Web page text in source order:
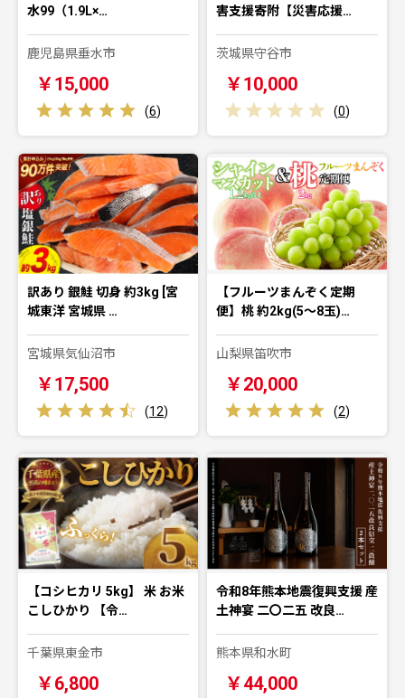
水99（1.9L×…
鹿児島県垂水市
￥15,000
(6)
害支援寄附【災害応援…
茨城県守谷市
￥10,000
(0)
訳あり 銀鮭 切身 約3kg [宮
城東洋 宮城県 …
宮城県気仙沼市
￥17,500
(12)
【フルーツまんぞく定期
便】桃 約2kg(5～8玉)…
山梨県笛吹市
￥20,000
(2)
【コシヒカリ 5kg】 米 お米
こしひかり 【令…
千葉県東金市
￥6,800
令和8年熊本地震復興支援 産
土神宴 二〇二五 改良…
熊本県和水町
￥44,000